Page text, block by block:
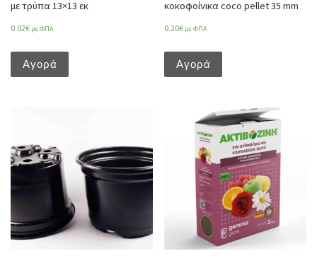
με τρύπα 13×13 εκ
0.02€ με ΦΠΑ
Αγορά
κοκοφοίνικα coco pellet 35 mm
0.20€ με ΦΠΑ
Αγορά